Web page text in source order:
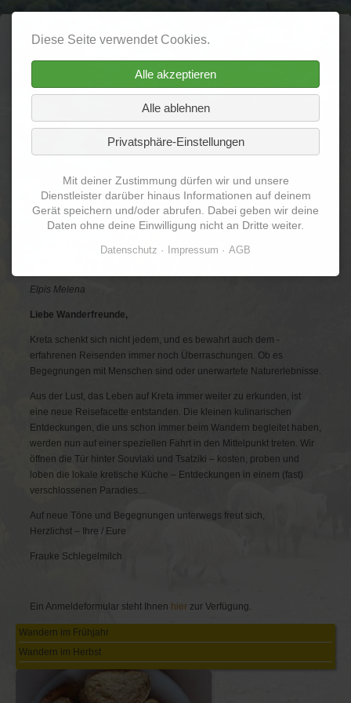
Agrimi - anders
wandern auf Kreta
überspringen
Home Über mich Termine
Reiseberichte Galerie Videos
Vermischtes
Die Insel Kreta ist ein
Elpis Melena
Liebe Wanderfreunde,
Kreta schenkt sich nicht jedem, und es bewahrt auch dem ­
erfahrenen Reisenden immer noch Überraschungen. Ob es
Begegnungen mit Menschen sind oder unerwartete Natur­erlebnisse.
Aus der Lust, das Leben auf Kreta immer weiter zu erkunden, ist
eine neue Reisefacette entstanden. Die kleinen kulinarischen
Entdeckungen, die uns schon immer beim Wandern begleitet haben,
werden nun auf einer speziellen Fahrt in den Mittelpunkt treten. Wir
öffnen die Tür hinter Souvlaki und Tsatziki – kosten, proben und
loben die lokale kretische Küche – Entdeckungen in einem (fast)
verschlossenen Paradies....
Auf neue Töne und Begegnungen unterwegs freut sich,
Herzlichst – Ihre / Eure
Frauke Schlegelmilch
Ein Anmeldeformular steht Ihnen hier zur Verfügung.
Navigation
überspringen
Wandern im Frühjahr
Wandern im Herbst
Diese Seite verwendet Cookies.
Alle akzeptieren
Alle ablehnen
Privatsphäre-Einstellungen
Mit deiner Zustimmung dürfen wir und unsere
Dienstleister darüber hinaus Informationen auf deinem
Gerät speichern und/oder abrufen. Dabei geben wir deine
Daten ohne deine Einwilligung nicht an Dritte weiter.
Datenschutz Impressum AGB